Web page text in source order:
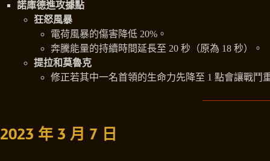
諾庫德進攻據點
狂怒風暴
電荷風暴的傷害降低 20%。
奔騰能量的持續時間延長至 20 秒（原為 18 秒）。
提拉和莫魯克
修正若其中一名首領的生命力先降至 1 點會讓戰鬥
2023 年 3 月 7 日